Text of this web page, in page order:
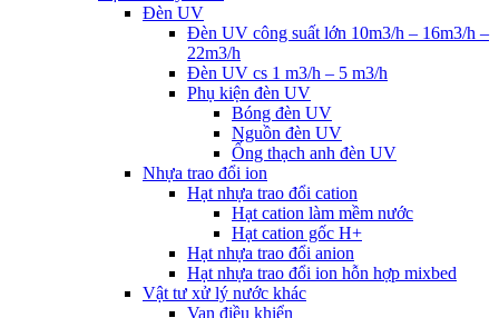
Đèn UV
Đèn UV công suất lớn 10m3/h – 16m3/h –
22m3/h
Đèn UV cs 1 m3/h – 5 m3/h
Phụ kiện đèn UV
Bóng đèn UV
Nguồn đèn UV
Ống thạch anh đèn UV
Nhựa trao đổi ion
Hạt nhựa trao đổi cation
Hạt cation làm mềm nước
Hạt cation gốc H+
Hạt nhựa trao đổi anion
Hạt nhựa trao đổi ion hỗn hợp mixbed
Vật tư xử lý nước khác
Van điều khiển